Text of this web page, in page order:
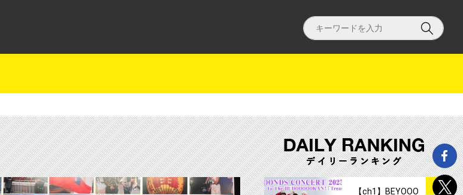
【ch1】SUPER☆GiRLSデビュー13周年のアニバーサリーとリーダー阿部夢梨卒業ライブを独占生中継！サムネイル
【ch1】 つばきファクトリー山岸理子＆岸
1
【ch1】BEYOOO